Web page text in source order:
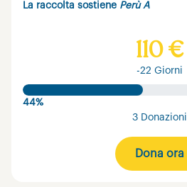
La raccolta sostiene Perù A
110 €
-22 Giorni
44%
3 Donazioni
Dona ora